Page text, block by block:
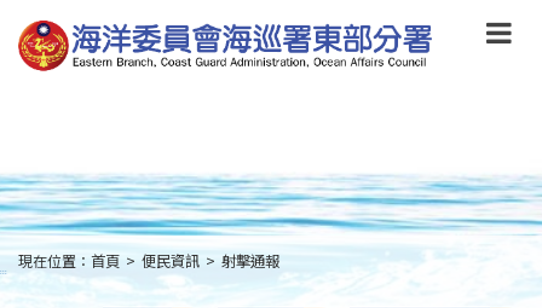
到
主
要
main
content
:::
現在位置： 首頁 > 便民資訊 > 射擊通報